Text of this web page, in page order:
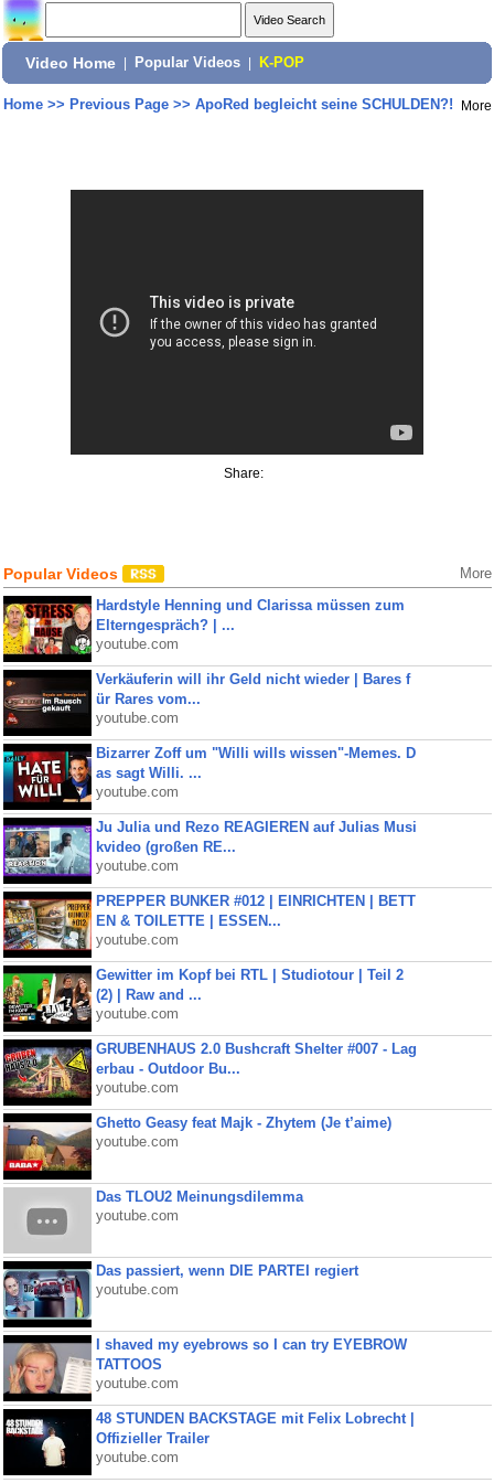
Video Home Popular Videos K-POP
Home>> Previous Page>> ApoRed begleicht seine SCHULDEN?! More
Share:
Popular Videos More
Hardstyle Henning und Clarissa müssen zum
Elterngespräch? | ...
youtube.com
Verkäuferin will ihr Geld nicht wieder | Bares f
ür Rares vom...
youtube.com
Bizarrer Zoff um "Willi wills wissen"-Memes. D
as sagt Willi. ...
youtube.com
Ju Julia und Rezo REAGIEREN auf Julias Musi
kvideo (großen RE...
youtube.com
PREPPER BUNKER #012 | EINRICHTEN | BETT
EN & TOILETTE | ESSEN...
youtube.com
Gewitter im Kopf bei RTL | Studiotour | Teil 2
(2) | Raw and ...
youtube.com
GRUBENHAUS 2.0 Bushcraft Shelter #007 - Lag
erbau - Outdoor Bu...
youtube.com
Ghetto Geasy feat Majk - Zhytem (Je t’aime)
youtube.com
Das TLOU2 Meinungsdilemma
youtube.com
Das passiert, wenn DIE PARTEI regiert
youtube.com
I shaved my eyebrows so I can try EYEBROW
TATTOOS
youtube.com
48 STUNDEN BACKSTAGE mit Felix Lobrecht |
Offizieller Trailer
youtube.com